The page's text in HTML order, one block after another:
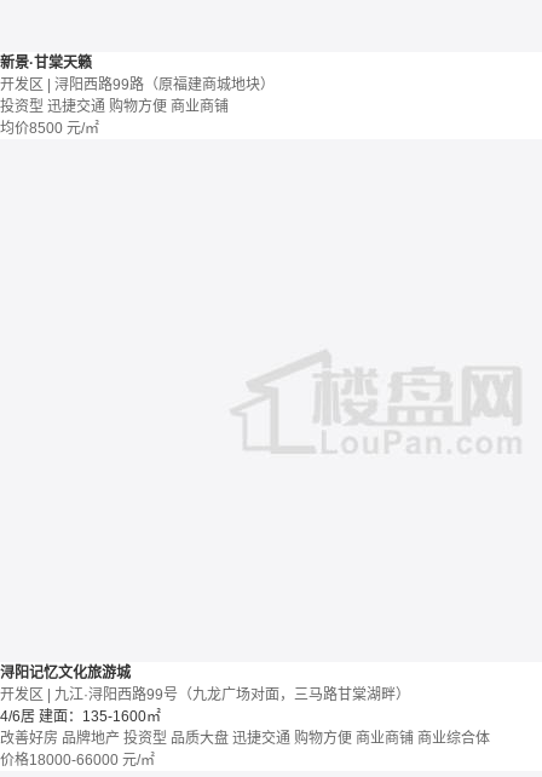
新景·甘棠天籁
开发区 | 浔阳西路99路（原福建商城地块）
投资型 迅捷交通 购物方便 商业商铺
均价8500 元/㎡
浔阳记忆文化旅游城
开发区 | 九江·浔阳西路99号（九龙广场对面，三马路甘棠湖畔）
4/6居 建面：135-1600㎡
改善好房 品牌地产 投资型 品质大盘 迅捷交通 购物方便 商业商铺 商业综合体
价格18000-66000 元/㎡